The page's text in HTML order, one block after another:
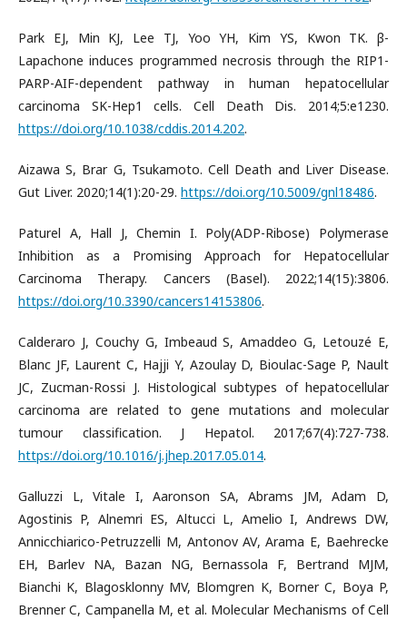
Park EJ, Min KJ, Lee TJ, Yoo YH, Kim YS, Kwon TK. β-
Lapachone induces programmed necrosis through the RIP1-
PARP-AIF-dependent pathway in human hepatocellular
carcinoma SK-Hep1 cells. Cell Death Dis. 2014;5:e1230.
https://doi.org/10.1038/cddis.2014.202.
Aizawa S, Brar G, Tsukamoto. Cell Death and Liver Disease.
Gut Liver. 2020;14(1):20-29. https://doi.org/10.5009/gnl18486.
Paturel A, Hall J, Chemin I. Poly(ADP-Ribose) Polymerase
Inhibition as a Promising Approach for Hepatocellular
Carcinoma Therapy. Cancers (Basel). 2022;14(15):3806.
https://doi.org/10.3390/cancers14153806.
Calderaro J, Couchy G, Imbeaud S, Amaddeo G, Letouzé E,
Blanc JF, Laurent C, Hajji Y, Azoulay D, Bioulac-Sage P, Nault
JC, Zucman-Rossi J. Histological subtypes of hepatocellular
carcinoma are related to gene mutations and molecular
tumour classification. J Hepatol. 2017;67(4):727-738.
https://doi.org/10.1016/j.jhep.2017.05.014.
Galluzzi L, Vitale I, Aaronson SA, Abrams JM, Adam D,
Agostinis P, Alnemri ES, Altucci L, Amelio I, Andrews DW,
Annicchiarico-Petruzzelli M, Antonov AV, Arama E, Baehrecke
EH, Barlev NA, Bazan NG, Bernassola F, Bertrand MJM,
Bianchi K, Blagosklonny MV, Blomgren K, Borner C, Boya P,
Brenner C, Campanella M, et al. Molecular Mechanisms of Cell